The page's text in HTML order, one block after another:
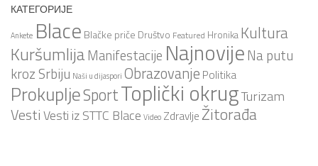
КАТЕГОРИЈЕ
Ankete Blace Blačke priče Društvo Featured Hronika Kultura
KuršumlijaManifestacije NajnovijeNa putu
kroz Srbiju Naši u dijaspori Obrazovanje Politika
ProkupljeSportToplički okrugTurizam
VestiVesti iz STTC Blace Video Zdravlje Žitorađa